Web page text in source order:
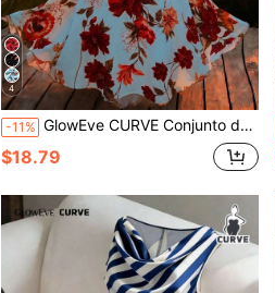
4
-11% GlowEve CURVE Conjunto de 2 piezas talla grande, top de tirantes y falda, vestido largo sexy y estilizado con estampado floral de moda para playa, vacaciones y citas
$18.79